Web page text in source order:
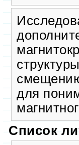
для
Список